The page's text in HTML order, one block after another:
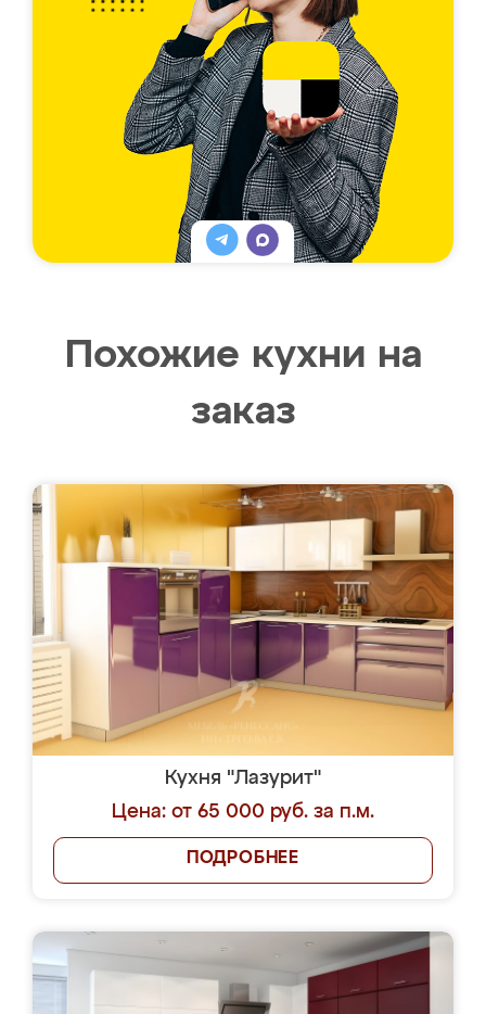
Похожие кухни на
заказ
Кухня "Лазурит"
Цена: от 65 000 руб. за п.м.
ПОДРОБНЕЕ